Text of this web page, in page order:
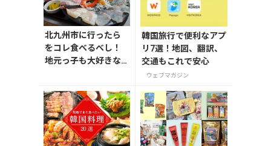
北九州市に行ったら
をコレ食べるべし！
地元っ子も大好きな
韓国旅行で便利なアプ
リ7選！地図、翻訳、
交通もこれで安心
ウェブマガジン